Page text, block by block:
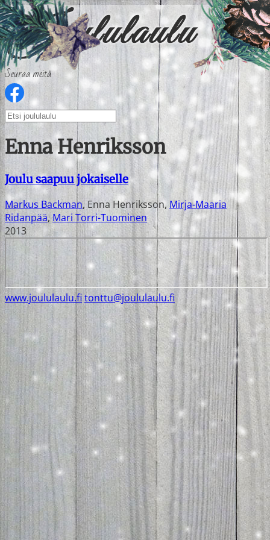
Seuraa meitä
Enna Henriksson
Joulu saapuu jokaiselle
Markus Backman, Enna Henriksson, Mirja-Maaria
Ridanpää,Mari Torri-Tuominen
2013
www.joululaulu.fitonttu@joululaulu.fi